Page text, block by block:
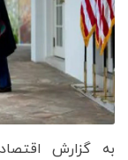
به گزارش